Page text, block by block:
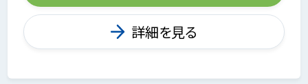
詳細を見る